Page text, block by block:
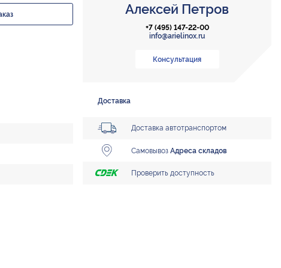
Алексей Петров
+7 (495) 147-22-00
info@arielinox.ru
Консультация
Доставка
Доставка автотранспортом
СамовывозАдреса складов
Проверить доступность